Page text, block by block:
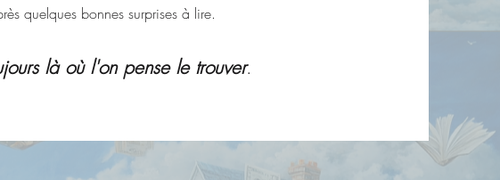
quelques bonnes surprises à lire.
là où l'on pense le trouver.